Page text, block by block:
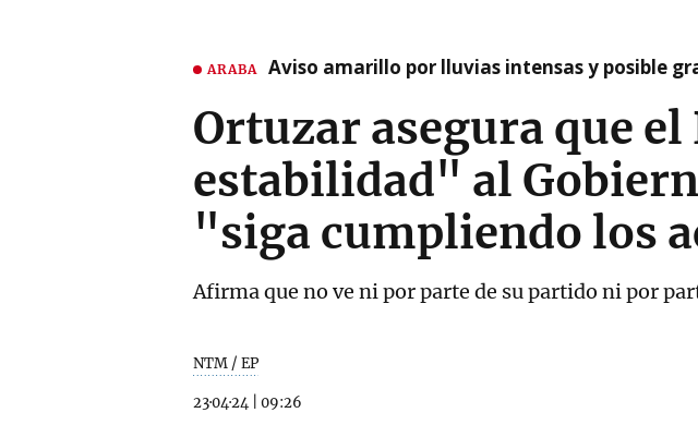
ARABA Aviso amarillo por lluvias intensas y posible
Ortuzar asegura que
estabilidad" al
"siga cumpliendo los
Afirma que no ve ni por parte de su partido ni por
NTM / EP
23·04·24 09:26